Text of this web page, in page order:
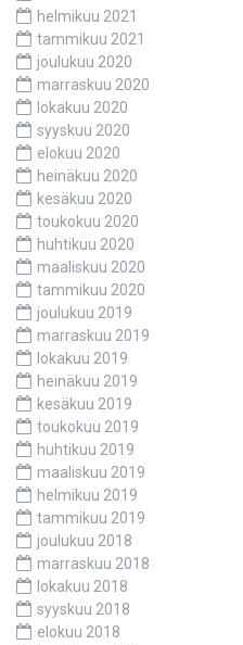
helmikuu 2021
tammikuu 2021
joulukuu 2020
marraskuu 2020
lokakuu 2020
syyskuu 2020
elokuu 2020
heinäkuu 2020
kesäkuu 2020
toukokuu 2020
huhtikuu 2020
maaliskuu 2020
tammikuu 2020
joulukuu 2019
marraskuu 2019
lokakuu 2019
heinäkuu 2019
kesäkuu 2019
toukokuu 2019
huhtikuu 2019
maaliskuu 2019
helmikuu 2019
tammikuu 2019
joulukuu 2018
marraskuu 2018
lokakuu 2018
syyskuu 2018
elokuu 2018